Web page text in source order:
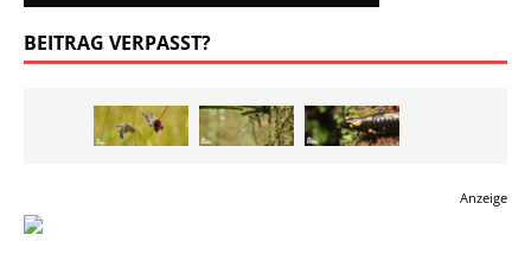
BEITRAG VERPASST?
Anzeige